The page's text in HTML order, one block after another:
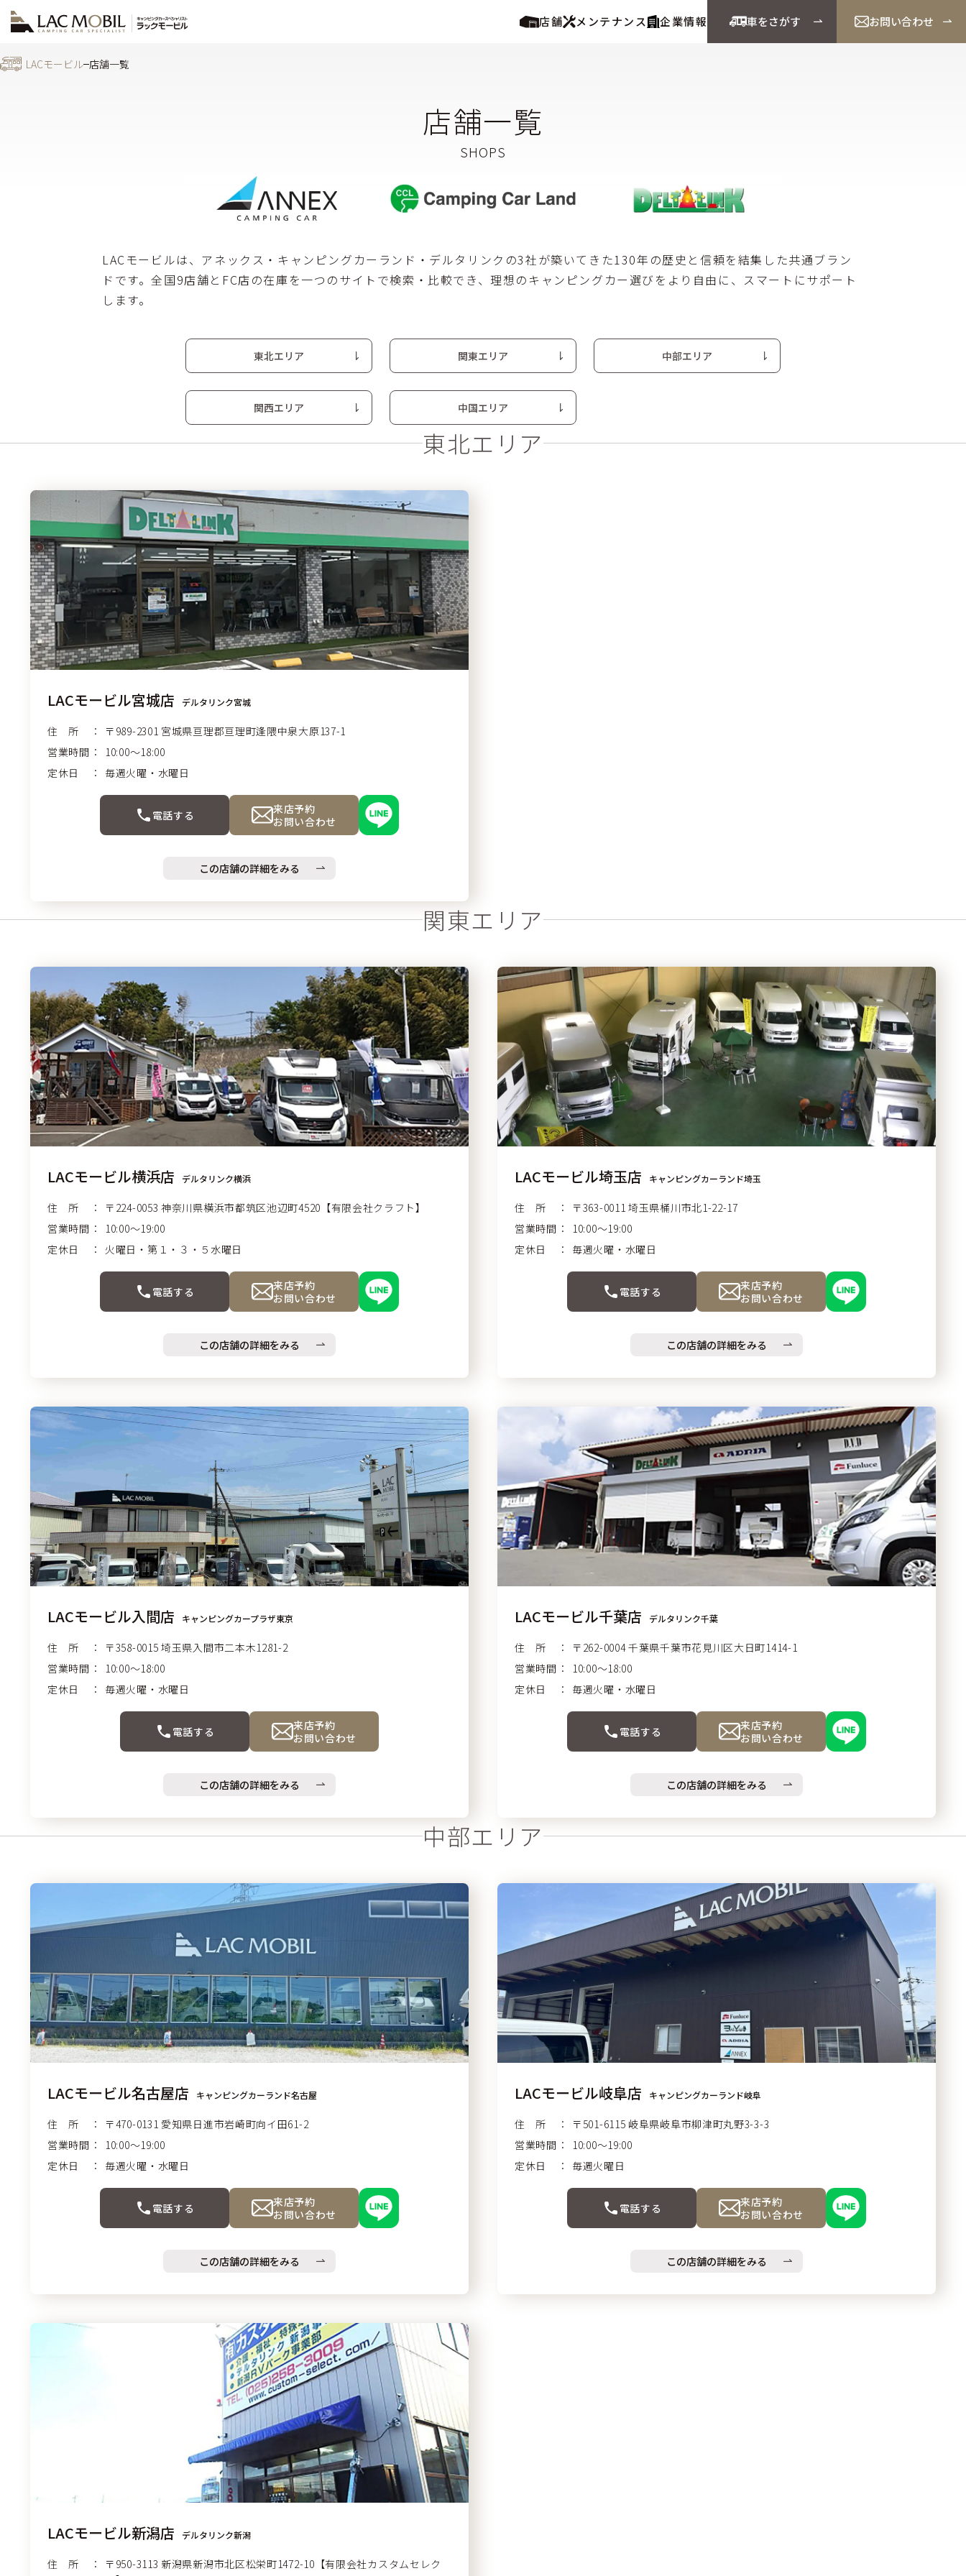
店舗 メンテナンス 企業情報 車をさがす お問い合わせ
LACモービル 店舗一覧
店舗一覧
LACモービルは、アネックス・キャンピングカーランド・デルタリンクの3社が築いてきた130年の歴史と信頼を結集した共通ブラン
ドです。全国9店舗とFC店の在庫を一つのサイトで検索・比較でき、理想のキャンピングカー選びをより自由に、スマートにサポート
します。
東北エリア 関東エリア 中部エリア
関西エリア 中国エリア
東北エリア
LACモービル宮城店 デルタリンク宮城
住 所 〒989-2301 宮城県亘理郡亘理町逢隈中泉大原137-1
営業時間
10:00〜18:00
定休日
毎週火曜・水曜日
電話する
来店予約
お問い合わせ
この店舗の詳細をみる
関東エリア
LACモービル横浜店 デルタリンク横浜
住 所 〒224-0053 神奈川県横浜市都筑区池辺町4520【有限会社クラフト】
営業時間
10:00〜19:00
定休日
火曜日・第１・３・５水曜日
電話する
来店予約
お問い合わせ
この店舗の詳細をみる
LACモービル埼玉店 キャンピングカーランド埼玉
住 所 〒363-0011 埼玉県桶川市北1-22-17
営業時間
10:00〜19:00
定休日
毎週火曜・水曜日
電話する
来店予約
お問い合わせ
この店舗の詳細をみる
LACモービル入間店 キャンピングカープラザ東京
住 所 〒358-0015 埼玉県入間市二本木1281-2
営業時間
10:00〜18:00
定休日
毎週火曜・水曜日
電話する
来店予約
お問い合わせ
この店舗の詳細をみる
LACモービル千葉店 デルタリンク千葉
住 所 〒262-0004千葉県千葉市花見川区大日町1414-1
営業時間
10:00〜18:00
定休日
毎週火曜・水曜日
電話する
来店予約
お問い合わせ
この店舗の詳細をみる
中部エリア
LACモービル名古屋店 キャンピングカーランド名古屋
住 所 〒470-0131 愛知県日進市岩崎町向イ田61-2
営業時間
10:00〜19:00
定休日
毎週火曜・水曜日
電話する
来店予約
お問い合わせ
この店舗の詳細をみる
LACモービル岐阜店 キャンピングカーランド岐阜
住 所 〒501-6115 岐阜県岐阜市柳津町丸野3-3-3
営業時間
10:00〜19:00
定休日
毎週火曜日
電話する
来店予約
お問い合わせ
この店舗の詳細をみる
LACモービル新潟店 デルタリンク新潟
住 所 〒950-3113 新潟県新潟市北区松栄町1472-10【有限会社カスタムセレク